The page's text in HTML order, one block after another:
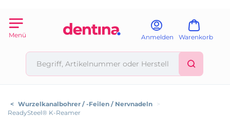
Menü Anmelden Warenkorb
< Wurzelkanalbohrer / -Feilen / Nervnadeln >
ReadySteel® K-Reamer